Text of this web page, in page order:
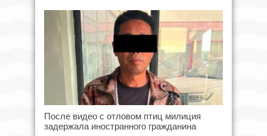
После видео с отловом птиц милиция
задержала иностранного гражданина